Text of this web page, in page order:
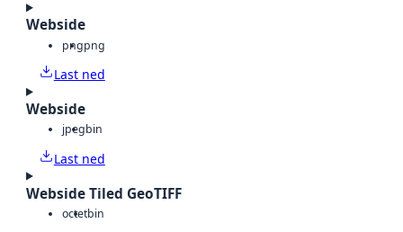
Webside
pngpng
Last ned
Webside
jpegbin
Last ned
Webside Tiled GeoTIFF
octetbin